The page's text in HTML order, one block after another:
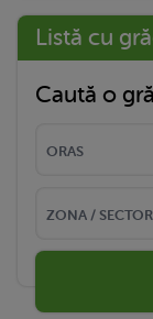
Listă cu
Caută o